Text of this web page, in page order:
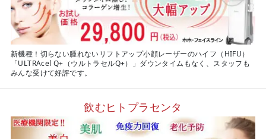
新機種！切らない腫れないリフトアップ小顔レーザーのハイフ（HIFU）
「ULTRAcel Q+（ウルトラセルQ+）」ダウンタイムもなく、スタッフも
みんな受けて好評です。
飲むヒトプラセンタ